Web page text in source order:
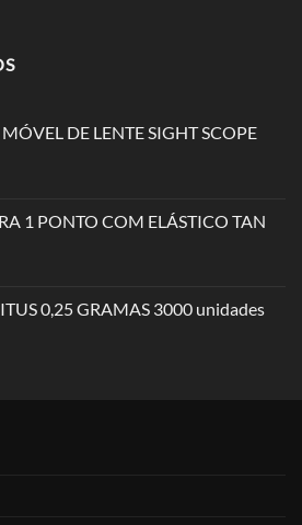
DE LENTE SIGHT SCOPE
1 PONTO COM ELÁSTICO TAN
0,25 GRAMAS 3000 unidades